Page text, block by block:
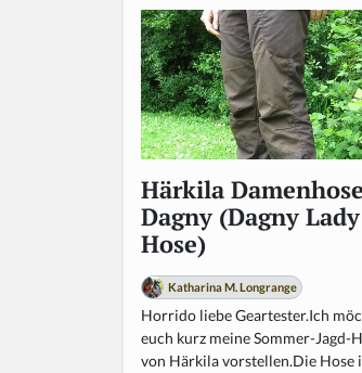
a
n,
ig
n
o
r
e
t
hi
s
fi
el
d
Härkila Damenhose
Dagny (Dagny Lady
Hose)
Katharina M. Longrange
Horrido liebe Geartester.Ich
euch kurz meine Sommer-Jagd-
von Härkila vorstellen.Die Hose